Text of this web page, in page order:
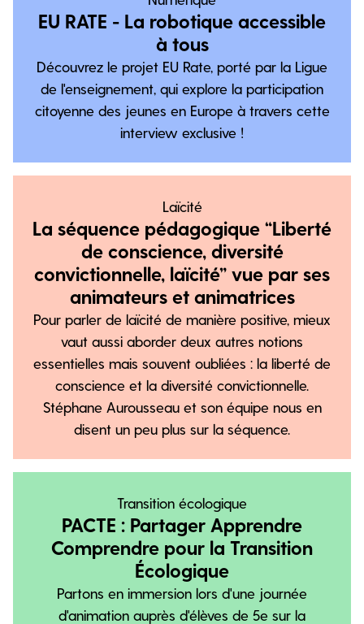
EU RATE - La robotique accessible
à tous
Découvrez le projet EU Rate, porté par la Ligue
de l'enseignement, qui explore la participation
citoyenne des jeunes en Europe à travers cette
interview exclusive !
Laïcité
La séquence pédagogique “Liberté
de conscience, diversité
convictionnelle, laïcité” vue par ses
animateurs et animatrices
Pour parler de laïcité de manière positive, mieux
vaut aussi aborder deux autres notions
essentielles mais souvent oubliées : la liberté de
conscience et la diversité convictionnelle.
Stéphane Aurousseau et son équipe nous en
disent un peu plus sur la séquence.
Transition écologique
PACTE : Partager Apprendre
Comprendre pour la Transition
Écologique
Partons en immersion lors d'une journée
d'animation auprès d'élèves de 5e sur la